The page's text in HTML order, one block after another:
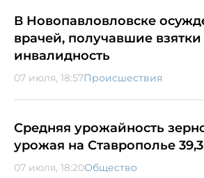
В Новопавловловске
врачей, получавшие
инвалидность
07 июля, 18:57Происшествия
Средняя урожайность
урожая на Ставрополье
07 июля, 18:20Общество